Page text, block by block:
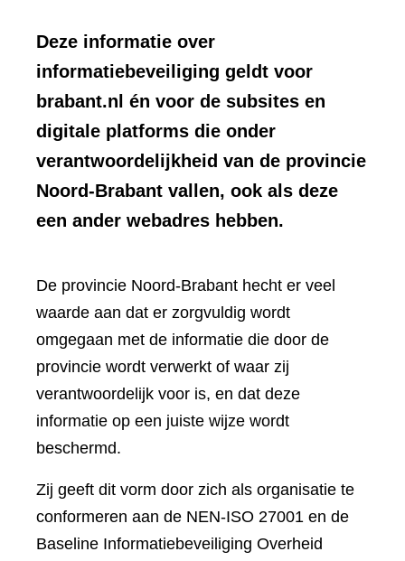
Deze informatie over
informatiebeveiliging geldt voor
brabant.nl én voor de subsites en
digitale platforms die onder
verantwoordelijkheid van de provincie
Noord-Brabant vallen, ook als deze
een ander webadres hebben.
De provincie Noord-Brabant hecht er veel
waarde aan dat er zorgvuldig wordt
omgegaan met de informatie die door de
provincie wordt verwerkt of waar zij
verantwoordelijk voor is, en dat deze
informatie op een juiste wijze wordt
beschermd.
Zij geeft dit vorm door zich als organisatie te
conformeren aan de NEN-ISO 27001 en de
Baseline Informatiebeveiliging Overheid